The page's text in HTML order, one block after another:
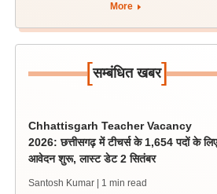
More
[सम्बंधित खबर]
Chhattisgarh Teacher Vacancy
2026: छत्तीसगढ़ में टीचर्स के 1,654 पदों के
आवेदन शुरू, लास्ट डेट 2 सितंबर
Santosh Kumar | 1 min read